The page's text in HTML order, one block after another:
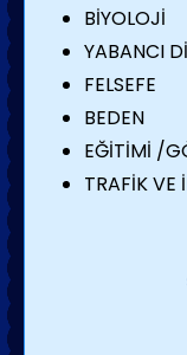
BİYOLOJİ
YABANCI
FELSEFE
BEDEN
EĞİTİMİ /
TRAFİK VE